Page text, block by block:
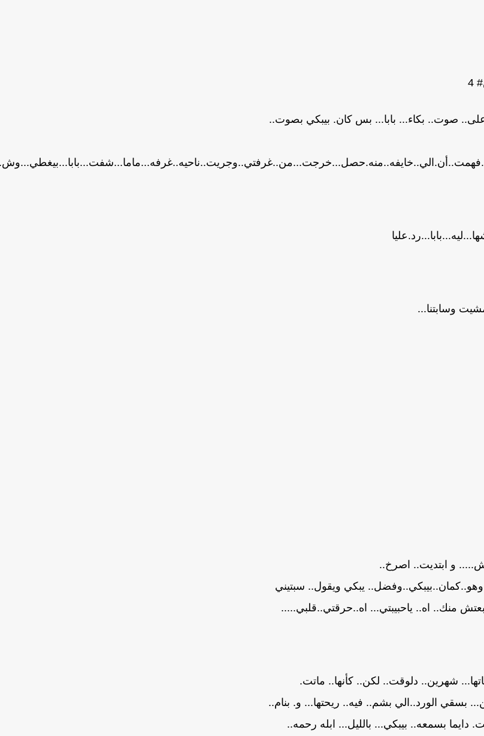
4
على.. صوت.. بكاء... بابا... بس كان. بيبكي بصوت..
وسابتنا...
و ابتديت.. اصرخ..
يبكي ويقول.. سبتيني
منك.. اه.. ياحبيبتي... اه..حرقتي..قلبي.....
شهرين.. دلوقت.. لكن.. كأنها.. ماتت.
بسقي الورد..الي بشم.. فيه.. ريحتها... و. بنام..
دايما بسمعه.. بيبكي... بالليل... ابله رحمه..